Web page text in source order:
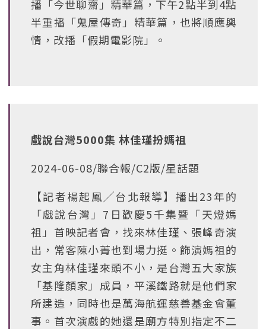
播「今世聊齋」精華篇，下午2點半到4點
半重播「鬼屋傳奇」精華篇，也將順應輿
情，改播「假期電影院」。
戲說台灣5000集 林佳瑾扮媽祖
2024-06-08/聯合報/C2版/星話題
【記者楊起鳳╱台北報導】播出23年的
「戲說台灣」7日歡慶5千集暨「天燈媽
祖」首映記者會，找來林佳瑾、張峰奇演
出，常客陳小菁也到場力挺。飾演媽祖的
女主角林佳瑾來頭不小，是台灣五大家族
「基隆顏家」成員，平溪鐵路就是他們家
所建造，同時也是萬海航運慈善基金會董
事。首次演戲的她還是廟方特別指定不二